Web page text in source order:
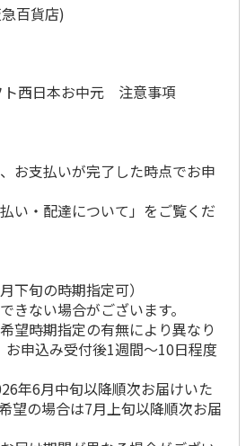
＜沼津深海プリ
百貨店)
西日本お中元 注意事項
お支払いが完了した時点でお申
い・配達について」をご覧くだ
旬の時期指定可）
ない場合がございます。
望時期指定の有無により異なり
申込み受付後1週間～10日程度
年6月中旬以降順次お届けいた
望の場合は7月上旬以降順次お届